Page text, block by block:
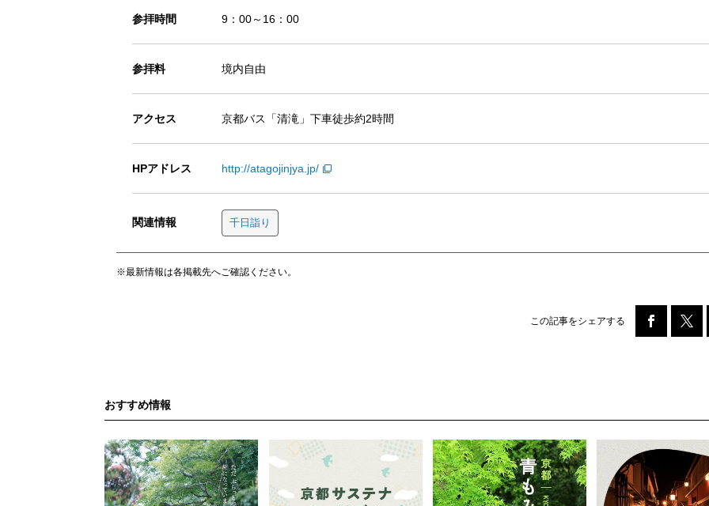
参拝時間 9：00～16：00
参拝料 境内自由
アクセス 京都バス「清滝」下車徒歩約2時間
HPアドレス http://atagojinjya.jp/
関連情報 千日詣り
※最新情報は各掲載先へご確認ください。
この記事をシェアする
おすすめ情報